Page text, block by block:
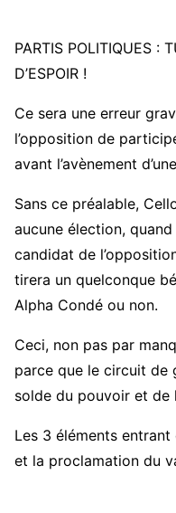
PARTIS POLITIQUES :
D’ESPOIR !
Ce sera une erreur
l’opposition de
avant l’avènement
Sans ce préalable,
aucune élection,
candidat de
tirera un quelconque
Alpha Condé ou non.
Ceci, non pas par
parce que le circuit de
solde du pouvoir et de
Les 3 éléments
et la proclamation du